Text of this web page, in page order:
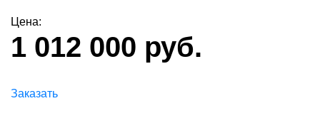
Цена:
1 012 000 руб.
Заказать